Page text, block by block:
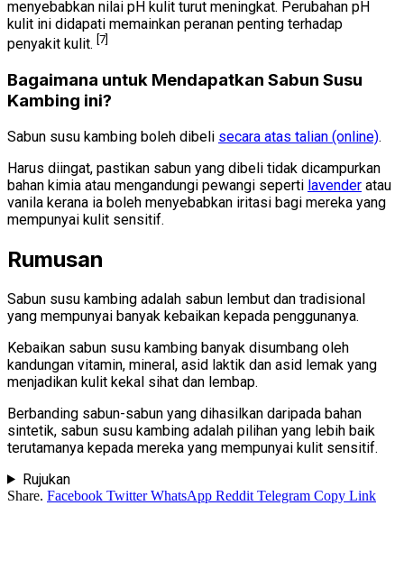
menyebabkan nilai pH kulit turut meningkat. Perubahan pH
kulit ini didapati memainkan peranan penting terhadap
penyakit kulit. [7]
Bagaimana untuk Mendapatkan Sabun Susu
Kambing ini?
Sabun susu kambing boleh dibeli secara atas talian (online).
Harus diingat, pastikan sabun yang dibeli tidak dicampurkan
bahan kimia atau mengandungi pewangi seperti lavender atau
vanila kerana ia boleh menyebabkan iritasi bagi mereka yang
mempunyai kulit sensitif.
Rumusan
Sabun susu kambing adalah sabun lembut dan tradisional
yang mempunyai banyak kebaikan kepada penggunanya.
Kebaikan sabun susu kambing banyak disumbang oleh
kandungan vitamin, mineral, asid laktik dan asid lemak yang
menjadikan kulit kekal sihat dan lembap.
Berbanding sabun-sabun yang dihasilkan daripada bahan
sintetik, sabun susu kambing adalah pilihan yang lebih baik
terutamanya kepada mereka yang mempunyai kulit sensitif.
Rujukan
Share. Facebook Twitter WhatsApp Reddit Telegram Copy Link